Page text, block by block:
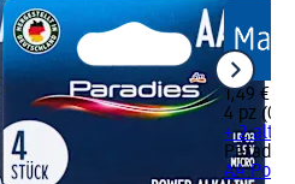
1,49 €
4 pz
+ 2 altre
Paradies
AA